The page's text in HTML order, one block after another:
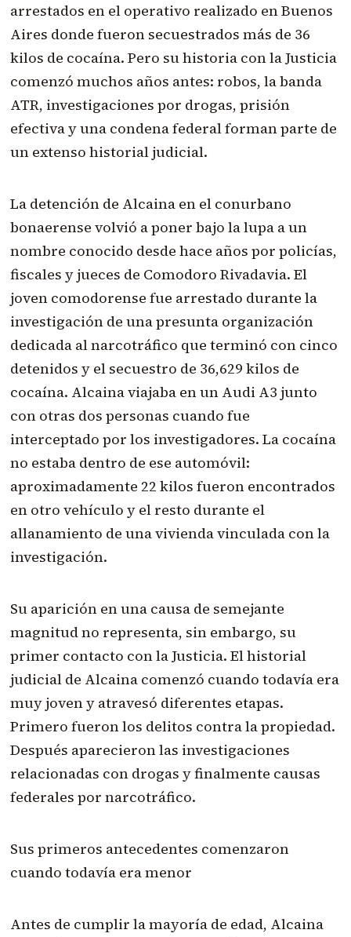
arrestados en el operativo realizado en Buenos
Aires donde fueron secuestrados más de 36
kilos de cocaína. Pero su historia con la Justicia
comenzó muchos años antes: robos, la banda
ATR, investigaciones por drogas, prisión
efectiva y una condena federal forman parte de
un extenso historial judicial.
La detención de Alcaina en el conurbano
bonaerense volvió a poner bajo la lupa a un
nombre conocido desde hace años por policías,
fiscales y jueces de Comodoro Rivadavia. El
joven comodorense fue arrestado durante la
investigación de una presunta organización
dedicada al narcotráfico que terminó con cinco
detenidos y el secuestro de 36,629 kilos de
cocaína. Alcaina viajaba en un Audi A3 junto
con otras dos personas cuando fue
interceptado por los investigadores. La cocaína
no estaba dentro de ese automóvil:
aproximadamente 22 kilos fueron encontrados
en otro vehículo y el resto durante el
allanamiento de una vivienda vinculada con la
investigación.
Su aparición en una causa de semejante
magnitud no representa, sin embargo, su
primer contacto con la Justicia. El historial
judicial de Alcaina comenzó cuando todavía era
muy joven y atravesó diferentes etapas.
Primero fueron los delitos contra la propiedad.
Después aparecieron las investigaciones
relacionadas con drogas y finalmente causas
federales por narcotráfico.
Sus primeros antecedentes comenzaron
cuando todavía era menor
Antes de cumplir la mayoría de edad, Alcaina